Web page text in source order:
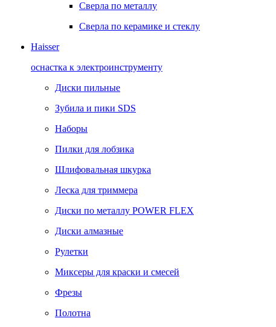
Сверла по металлу
Сверла по керамике и стеклу
Haisser
оснастка к электроинструменту
Диски пильные
Зубила и пики SDS
Наборы
Пилки для лобзика
Шлифовальная шкурка
Леска для триммера
Диски по металлу POWER FLEX
Диски алмазные
Рулетки
Миксеры для краски и смесей
Фрезы
Полотна